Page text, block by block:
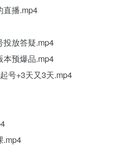
直播.mp4
投放答疑.mp4
本预爆品.mp4
号+3天又3天.mp4
.mp4